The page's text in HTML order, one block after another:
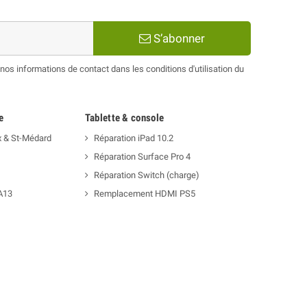
S’abonner
informations de contact dans les conditions d'utilisation du
& St-Médard
Tablette & console
Réparation iPad 10.2
Réparation Surface Pro 4
Réparation Switch (charge)
Remplacement HDMI PS5